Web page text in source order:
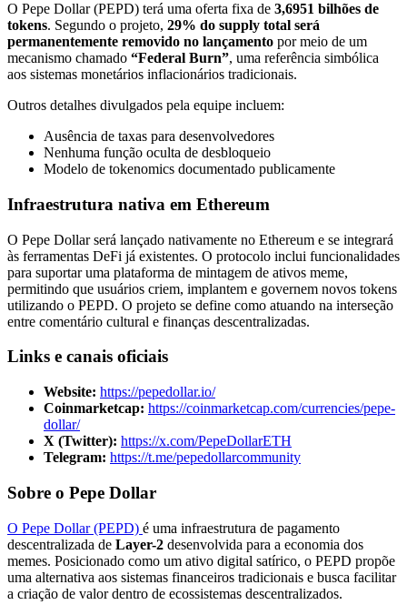
O Pepe Dollar (PEPD) terá uma oferta fixa de 3,6951 bilhões de
tokens. Segundo o projeto, 29% do supply total será
permanentemente removido no lançamento por meio de um
mecanismo chamado “Federal Burn”, uma referência simbólica
aos sistemas monetários inflacionários tradicionais.
Outros detalhes divulgados pela equipe incluem:
Ausência de taxas para desenvolvedores
Nenhuma função oculta de desbloqueio
Modelo de tokenomics documentado publicamente
Infraestrutura nativa em Ethereum
O Pepe Dollar será lançado nativamente no Ethereum e se integrará
às ferramentas DeFi já existentes. O protocolo inclui funcionalidades
para suportar uma plataforma de mintagem de ativos meme,
permitindo que usuários criem, implantem e governem novos tokens
utilizando o PEPD. O projeto se define como atuando na interseção
entre comentário cultural e finanças descentralizadas.
Links e canais oficiais
Website: https://pepedollar.io/
Coinmarketcap: https://coinmarketcap.com/currencies/pepe-
dollar/
X (Twitter): https://x.com/PepeDollarETH
Telegram: https://t.me/pepedollarcommunity
Sobre o Pepe Dollar
O Pepe Dollar (PEPD) é uma infraestrutura de pagamento
descentralizada de Layer-2 desenvolvida para a economia dos
memes. Posicionado como um ativo digital satírico, o PEPD propõe
uma alternativa aos sistemas financeiros tradicionais e busca facilitar
a criação de valor dentro de ecossistemas descentralizados.